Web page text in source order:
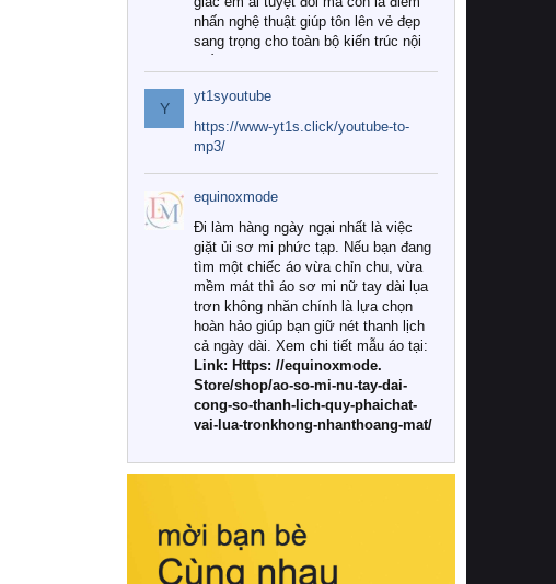
nhấn nghệ thuật giúp tôn lên vẻ đẹp
sang trọng cho toàn bộ kiến trúc nội
Tuy nhiên, giữa thị trường đa dạng
với vô vàn thương hiệu và mẫu mã
như hiện nay, làm thế nào để chọn
được những bộ chăn ga gối đệm cao
cấp thực sự chất lượng, phù hợp với
khí hậu và nhu cầu sử dụng của gia
đình? Hãy cùng chúng tôi đi tìm lời
giải đáp chi tiết qua bài viết dưới đây.
1. Tại sao các gia đình hiện đại lại ưa
chuộng chăn ga gối đệm cao cấp?
Khác với các dòng sản phẩm thông
thường, những bộ chăn ga gối đệm
cao cấp trải qua quy trình sản xuất
nghiêm ngặt từ khâu chọn lọc nguyên
liệu tự nhiên đến công nghệ dệt
nhuộm hiện đại không chứa hóa chất
này, bạn sẽ cảm nhận rõ rệt sự khác
hồi chuẩn xác của phần đệm nâng đỡ
cột sống.
Y
yt1syoutube
https://www-yt1s.click/youtube-to-
mp3/
equinoxmode
Đi làm hàng ngày ngại nhất là việc
giặt ủi sơ mi phức tạp. Nếu bạn đang
tìm một chiếc áo vừa chỉn chu, vừa
mềm mát thì áo sơ mi nữ tay dài lụa
trơn không nhăn chính là lựa chọn
hoàn hảo giúp bạn giữ nét thanh lịch
cả ngày dài. Xem chi tiết mẫu áo tại:
Link: Https: //equinoxmode.
Store/shop/ao-so-mi-nu-tay-dai-
cong-so-thanh-lich-quy-phaichat-
vai-lua-tronkhong-nhanthoang-mat/